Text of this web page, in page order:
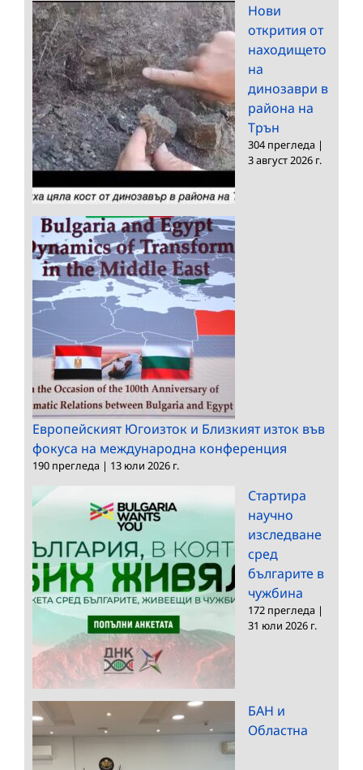
Нови
открития от
находището
на
динозаври в
района на
Трън
304 прегледа |
3 август 2026 г.
Европейският Югоизток и Близкият изток във
фокуса на международна конференция
190 прегледа | 13 юли 2026 г.
Стартира
научно
изследване
сред
българите в
чужбина
172 прегледа |
31 юли 2026 г.
БАН и
Областна